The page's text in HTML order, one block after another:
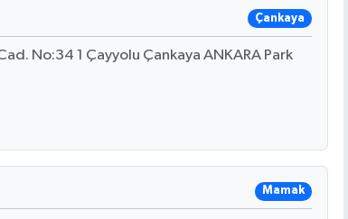
Çankaya
No:34 1 Çayyolu Çankaya ANKARA Park
Mamak